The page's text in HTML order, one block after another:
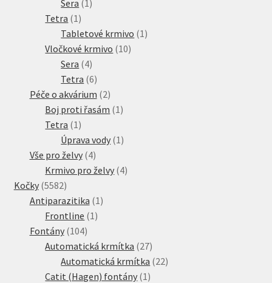
Sera 1
Tetra 1 1
produkt
Tabletové krmivo 1 1
Vločkové krmivo 1010
Sera 44
produkty
Tetra 66
produktů
Péče o akvárium 22
produkty
Boj proti řasám 1 1
Tetra 1 1
produkt
Úprava vody 1 1
Vše pro želvy 44
produkty
Krmivo pro želvy 44
Kočky 55825582
produktů
Antiparazitika 1 1
Frontline 1 1
Fontány 104104
produktů
Automatická krmítka 2727
produktů
Automatická krmítka 2222
Catit (Hagen) fontány 1 1